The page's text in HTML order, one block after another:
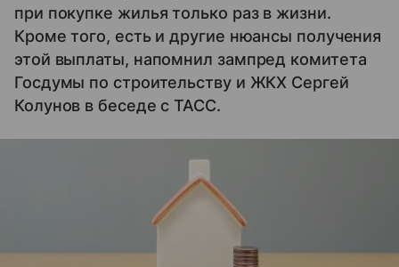
при покупке жилья только раз в жизни.
Кроме того, есть и другие нюансы получения
этой выплаты, напомнил зампред комитета
Госдумы по строительству и ЖКХ Сергей
Колунов в беседе с ТАСС.